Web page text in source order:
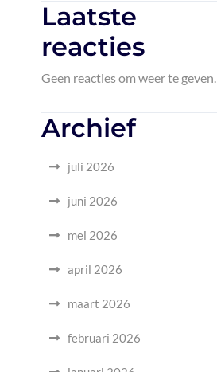
Laatste
reacties
Geen reacties om weer te geven.
Archief
juli 2026
juni 2026
mei 2026
april 2026
maart 2026
februari 2026